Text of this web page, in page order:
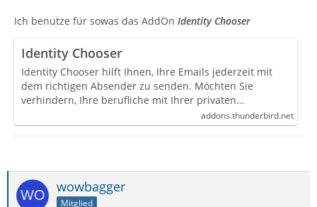
Ich benutze für sowas das AddOn Identity Chooser
Identity Chooser
Identity Chooser hilft Ihnen, Ihre Emails jederzeit mit
dem richtigen Absender zu senden. Möchten Sie
verhindern, Ihre berufliche mit Ihrer privaten…
addons.thunderbird.net
wowbagger
Mitglied